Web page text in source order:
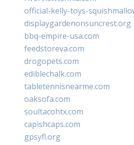
official-kelly-toys-
displaygardenonsuncrest.org
bbq-empire-usa.com
feedstoreva.com
drogopets.com
ediblechalk.com
tabletennisnearme.com
oaksofa.com
soultacohtx.com
capishcaps.com
gpsyfl.org